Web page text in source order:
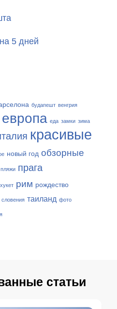
5 дней
будапешт венгрия
европа еда замки зима
красивые
новый год обзорные
пляжи прага
рим рождество
словения таиланд фото
статьи